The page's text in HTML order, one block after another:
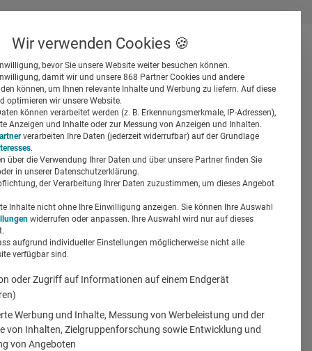
Suchen
Wir verwenden Cookies 🍪
bevor Sie unsere Website weiter besuchen können.
damit wir und unsere 868 Partner Cookies und andere
können, um Ihnen relevante Inhalte und Werbung zu liefern. Auf diese
optimieren wir unsere Website.
können verarbeitet werden (z. B. Erkennungsmerkmale, IP-Adressen),
Anzeigen und Inhalte oder zur Messung von Anzeigen und Inhalten.
verarbeiten Ihre Daten (jederzeit widerrufbar) auf der Grundlage
.
über die Verwendung Ihrer Daten und über unsere Partner finden Sie
in unserer Datenschutzerklärung.
der Verarbeitung Ihrer Daten zuzustimmen, um dieses Angebot
Inhalte nicht ohne Ihre Einwilligung anzeigen. Sie können Ihre Auswahl
widerrufen oder anpassen. Ihre Auswahl wird nur auf dieses
aufgrund individueller Einstellungen möglicherweise nicht alle
verfügbar sind.
oder Zugriff auf Informationen auf einem Endgerät
Werbung und Inhalte, Messung von Werbeleistung und der
von Inhalten, Zielgruppenforschung sowie Entwicklung und
von Angeboten